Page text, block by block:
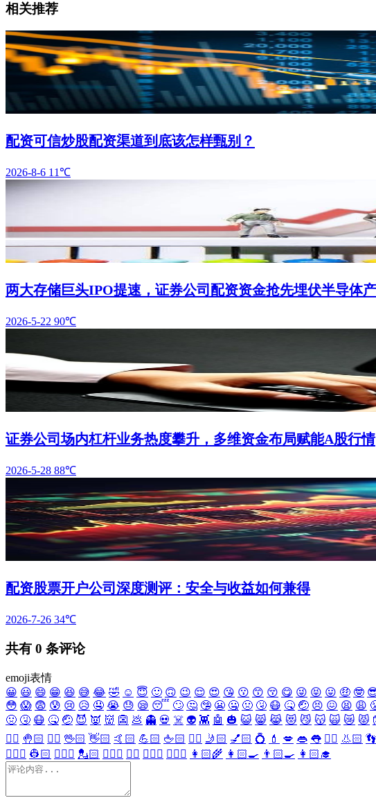
相关推荐
配资可信炒股配资渠道到底该怎样甄别？
2026-8-6 11℃
两大存储巨头IPO提速，证券公司配资资金抢先埋伏半导体
2026-5-22 90℃
证券公司场内杠杆业务热度攀升，多维资金布局赋能A股行情
2026-5-28 88℃
配资股票开户公司深度测评：安全与收益如何兼得
2026-7-26 34℃
共有 0 条评论
emoji表情
😀 😃 😄 😁 😆 😅 😂 🤣 ☺️ 😇 🙂 🙃 😉 😌 😍 😘 😗 😙 😚 😋 😜 😝 😛 🤑 🤓
😳 😱 😨 😰 😢 😥 🤤 😭 😓 😪 😴 🙄 🤔 🤥 😬 🤐 🤢 🤧 😷 🤒 🤕 😣 😖 😫 😩
🤢 🤧 😷 🤒 🤕 😈 👿 👹 👺 💩 👻 💀 ☠️ 👽 👾 🤖 🎃 😺 😸 😹 😻 😼 😽 🙀 😿 😾
✋🏻 🤚🏻 🖐🏻 🖖🏻 👋🏻 🤙🏻 💪🏻 🖕🏻 ✍🏻 🤳🏻 💅🏻 💍 💄 💋 👄 👅 👂🏻 👃🏻 👣
👷🏻‍♀️ 👷🏻 💂🏻‍♀️ 💂🏻 🕵🏻‍♀️ 🕵🏻 👩🏻‍⚕️ 👨🏻‍⚕️ 👩🏻‍🌾 👩🏻‍🍳 👨🏻‍🍳 👩🏻‍🎓